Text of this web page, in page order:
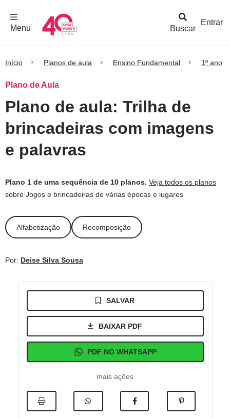
Buscar
Menu
Entrar
Início Planos de aula Ensino Fundamental 1º ano
Plano de Aula
Plano de aula: Trilha de
brincadeiras com imagens
e palavras
Plano 1 de uma sequência de 10 planos. Veja todos os planos
sobre Jogos e brincadeiras de várias épocas e lugares
Alfabetização Recomposição
Por: Deise Silva Sousa
SALVAR
BAIXAR PDF
PDF NO WHATSAPP
mais ações